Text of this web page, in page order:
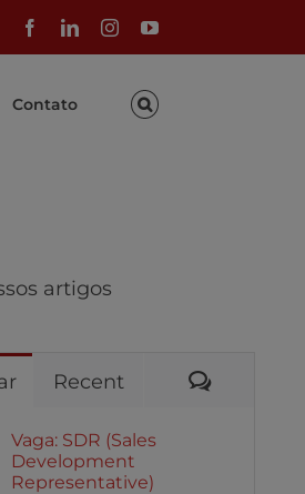
FacebookLinkedInInstagramYouTube
Contato
artigos
Recent
Vaga: SDR (Sales
Development
Representative)